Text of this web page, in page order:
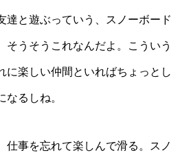
達と遊ぶっていう、スノーボード
そうそうこれなんだよ。こういう
に楽しい仲間といればちょっとし
なるしね。
仕事を忘れて楽しんで滑る。スノ